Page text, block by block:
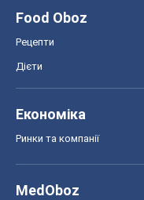
Food Oboz
Рецепти
Дієти
Економіка
Ринки та компанії
MedOboz